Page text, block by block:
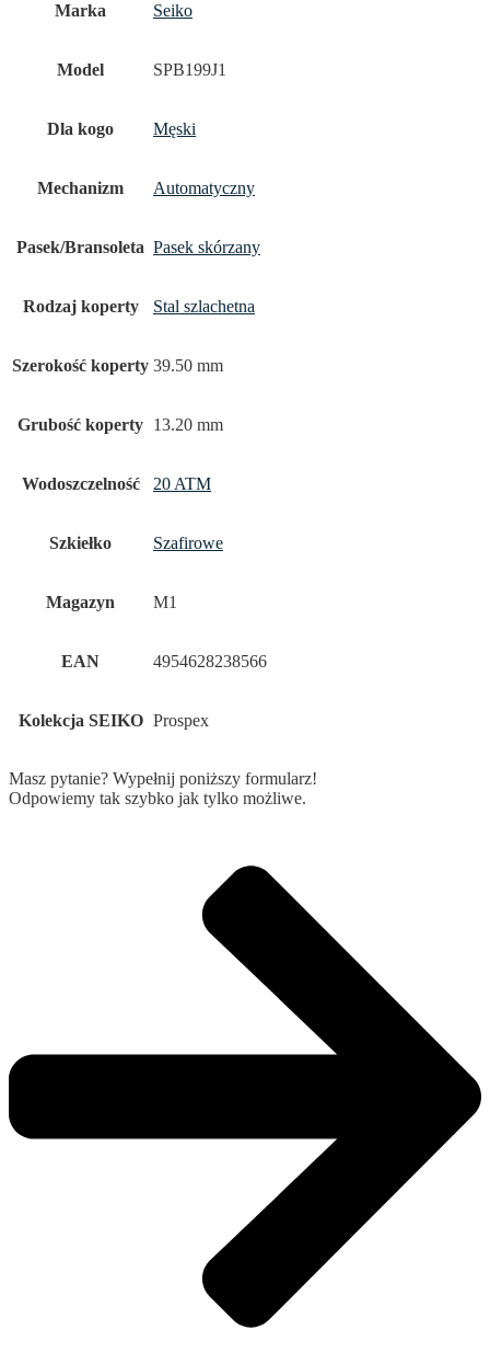
Marka Seiko
Model SPB199J1
Dla kogo Męski
Mechanizm Automatyczny
Pasek/Bransoleta Pasek skórzany
Rodzaj koperty Stal szlachetna
Szerokość koperty 39.50 mm
Grubość koperty 13.20 mm
Wodoszczelność 20 ATM
Szkiełko Szafirowe
Magazyn M1
EAN 4954628238566
Kolekcja SEIKO Prospex
Masz pytanie? Wypełnij poniższy formularz!
Odpowiemy tak szybko jak tylko możliwe.